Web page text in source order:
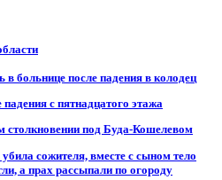
больнице после падения в колодец
с пятнадцатого этажа
столкновении под Буда-Кошелевом
сожителя, вместе с сыном тело
а прах рассыпали по огороду